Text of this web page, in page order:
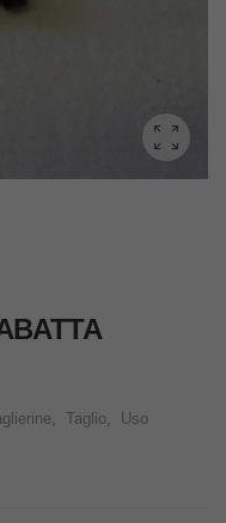
Taglio
Uso